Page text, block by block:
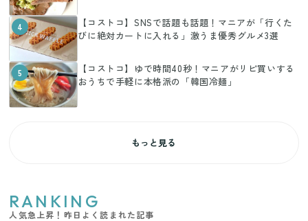
4
【コストコ】SNSで話題も話題！マニアが「行くた
びに絶対カートに入れる」激うま優秀グルメ3選
5
【コストコ】ゆで時間40秒！マニアがリピ買いする
おうちで手軽に本格派の「韓国冷麺」
もっと見る
RANKING
人気急上昇！昨日よく読まれた記事